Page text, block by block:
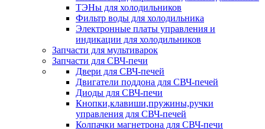
ТЭНы для холодильников
Фильтр воды для холодильника
Электронные платы управления и
индикации для холодильников
Запчасти для мультиварок
Запчасти для СВЧ-печи
Двери для СВЧ-печей
Двигатели поддона для СВЧ-печей
Диоды для СВЧ-печи
Кнопки,клавиши,пружины,ручки
управления для СВЧ-печей
Колпачки магнетрона для СВЧ-печи